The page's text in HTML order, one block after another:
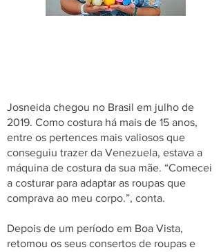
Josneida chegou no Brasil em julho de
2019. Como costura há mais de 15 anos,
entre os pertences mais valiosos que
conseguiu trazer da Venezuela, estava a
máquina de costura da sua mãe. “Comecei
a costurar para adaptar as roupas que
comprava ao meu corpo.”, conta.
Depois de um período em Boa Vista,
retomou os seus consertos de roupas e